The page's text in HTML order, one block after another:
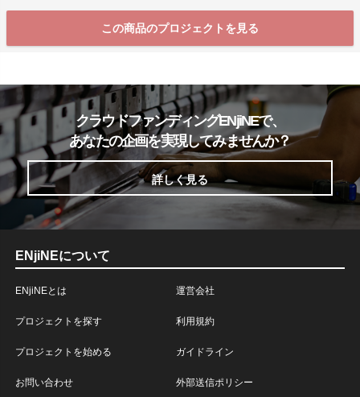
この商品のプロジェクトを見る
クラウドファンディングENjiNEで、
あなたの企画を実現してみませんか？
詳しく見る
ENjiNEについて
ENjiNEとは
プロジェクトを探す
プロジェクトを始める
お問い合わせ
運営会社
利用規約
ガイドライン
外部送信ポリシー